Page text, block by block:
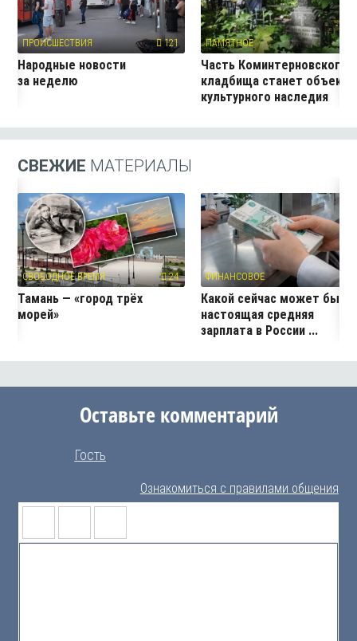
ПРОИСШЕСТВИЯ 121
Народные новости
за неделю
ПАМЯТНОЕ
Часть Коминтерновского
кладбища станет
культурного наследия
СВЕЖИЕ МАТЕРИАЛЫ
СВОБОДНОЕ ВРЕМЯ 24
Тамань — «город трёх
морей»
ФИНАНСОВОЕ
Какой сейчас может быть
настоящая средняя
зарплата в России ...
Оставьте комментарий
Гость
Ознакомиться с правилами общения